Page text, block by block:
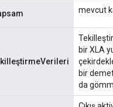
mevcut
bir XLA
bir
da